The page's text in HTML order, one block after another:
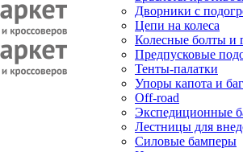
Дворники с
Цепи на колеса
Колесные болты и
Предпусковые
Тенты-палатки
Упоры капота и
Off-road
Экспедиционные
Лестницы для
Силовые бамперы